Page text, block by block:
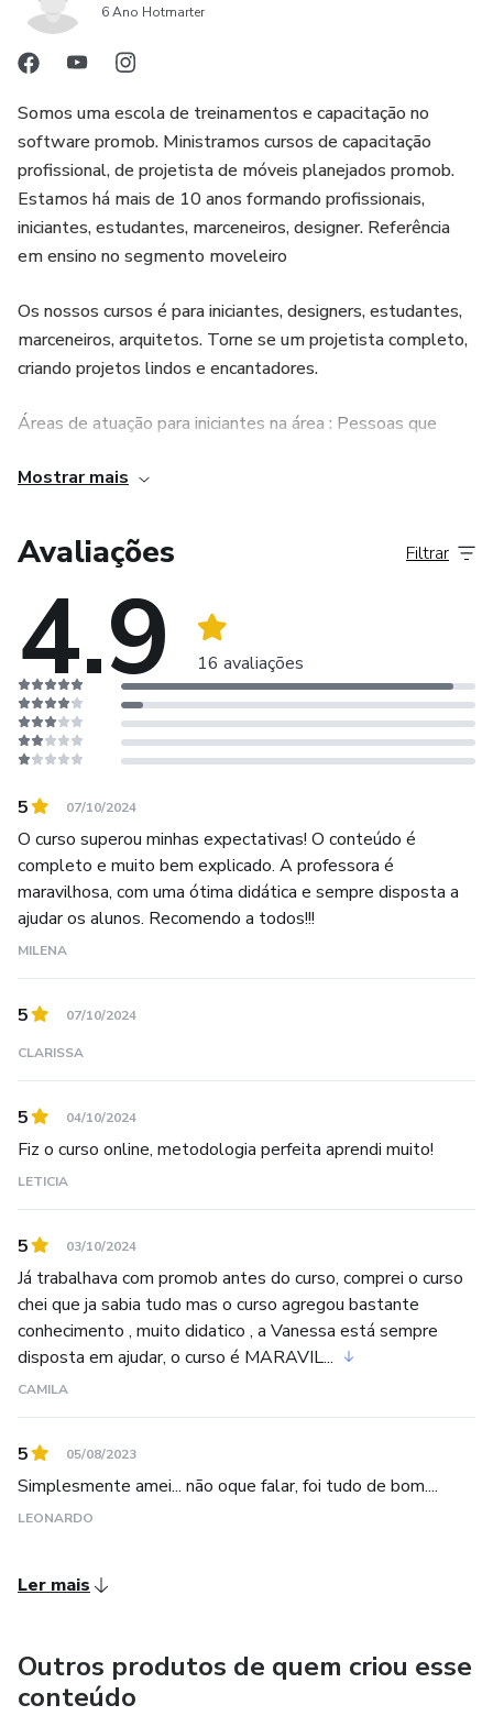
• Efeitos de iluminação.
• Aplicação de texturas e imagens externa.
• BÔNUS •
Software Promob ORIGINAL GRATUITO por 60 dias.
6 Ano Hotmarter
Somos uma escola de treinamentos e capacitação no
software promob. Ministramos cursos de capacitação
profissional, de projetista de móveis planejados promob.
Estamos há mais de 10 anos formando profissionais,
iniciantes, estudantes, marceneiros, designer. Referência
em ensino no segmento moveleiro
Os nossos cursos é para iniciantes, designers, estudantes,
marceneiros, arquitetos. Torne se um projetista completo,
criando projetos lindos e encantadores.
Áreas de atuação para iniciantes na área : Pessoas que
Consultoria em projetos.
Você poderá trabalhar com criação de projetos, decoração
plano de corte e renderização
Mostrar mais
Avaliações
4.9 16 avaliações
Filtrar
5 07/10/2024
O curso superou minhas expectativas! O conteúdo é
completo e muito bem explicado. A professora é
maravilhosa, com uma ótima didática e sempre disposta a
ajudar os alunos. Recomendo a todos!!!
MILENA
5 07/10/2024
CLARISSA
5 04/10/2024
Fiz o curso online, metodologia perfeita aprendi muito!
LETICIA
5 03/10/2024
Já trabalhava com promob antes do curso, comprei o curso
chei que ja sabia tudo mas o curso agregou bastante
conhecimento , muito didatico , a Vanessa está sempre
disposta em ajudar, o curso é MARAVIL...
CAMILA
5 05/08/2023
Simplesmente amei... não oque falar, foi tudo de bom....
LEONARDO
Ler mais
Outros produtos de quem criou esse
conteúdo